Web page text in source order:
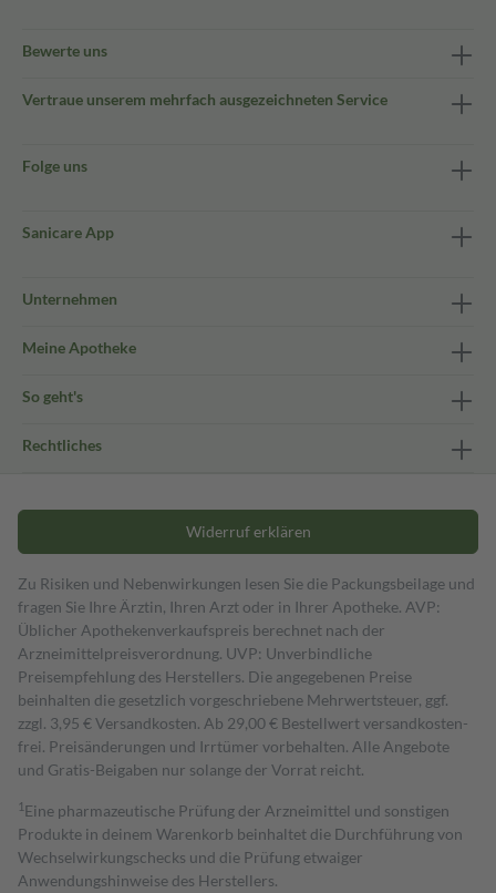
Bewerte uns
Vertraue unserem mehrfach ausgezeichneten Service
Folge uns
Sanicare App
Unternehmen
Meine Apotheke
So geht's
Rechtliches
Widerruf erklären
Zu Risiken und Nebenwirkungen lesen Sie die Packungsbeilage und
fragen Sie Ihre Ärztin, Ihren Arzt oder in Ihrer Apotheke. AVP:
Üblicher Apothekenverkaufspreis berechnet nach der
Arzneimittelpreisverordnung. UVP: Unverbindliche
Preisempfehlung des Herstellers. Die angegebenen Preise
beinhalten die gesetzlich vorgeschriebene Mehrwertsteuer, ggf.
zzgl. 3,95 € Versandkosten. Ab 29,00 € Bestell­wert versand­kosten­
frei. Preisänderungen und Irrtümer vorbehalten. Alle Angebote
und Gratis-Beigaben nur solange der Vorrat reicht.
1 Eine pharmazeutische Prüfung der Arzneimittel und sonstigen
Produkte in deinem Warenkorb beinhaltet die Durchführung von
Wechselwirkungschecks und die Prüfung etwaiger
Anwendungshinweise des Herstellers.